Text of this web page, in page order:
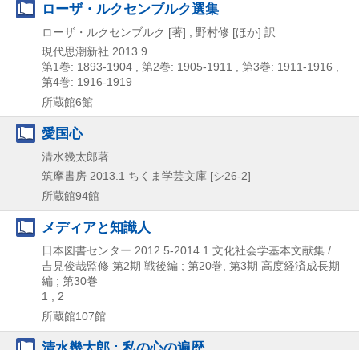
ローザ・ルクセンブルク選集
ローザ・ルクセンブルク [著] ; 野村修 [ほか] 訳
現代思潮新社 2013.9
第1巻: 1893-1904 , 第2巻: 1905-1911 , 第3巻: 1911-1916 ,
第4巻: 1916-1919
所蔵館6館
愛国心
清水幾太郎著
筑摩書房 2013.1 ちくま学芸文庫 [シ26-2]
所蔵館94館
メディアと知識人
日本図書センター 2012.5-2014.1 文化社会学基本文献集 /
吉見俊哉監修 第2期 戦後編 ; 第20巻, 第3期 高度経済成長期
編 ; 第30巻
1 , 2
所蔵館107館